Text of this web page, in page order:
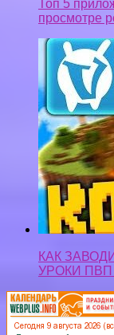
Топ 5
просмотре
КАК
УРОКИ ПВП